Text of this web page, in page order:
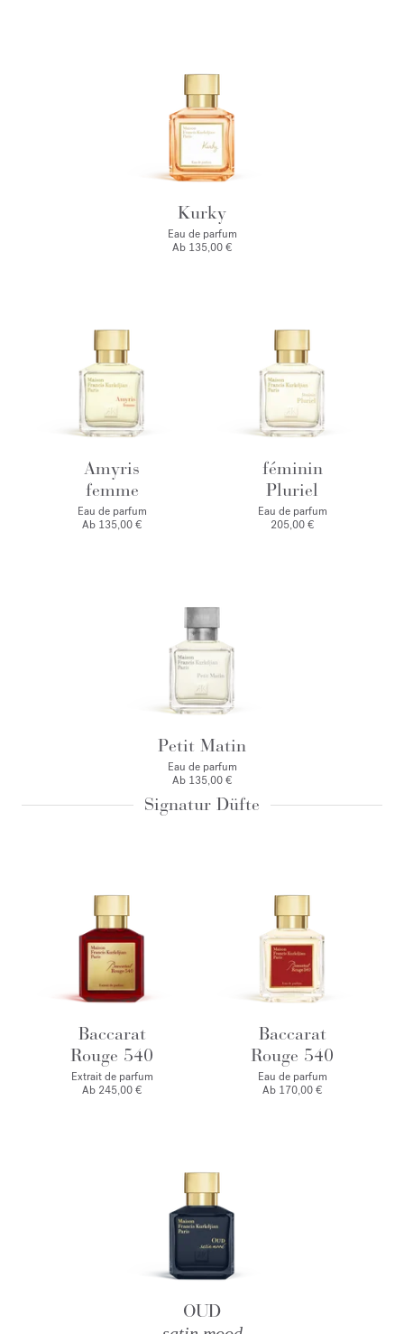
Kurky
Eau de parfum
Ab 135,00 €
Amyris
femme
Eau de parfum
Ab 135,00 €
féminin
Pluriel
Eau de parfum
205,00 €
Petit Matin
Eau de parfum
Ab 135,00 €
Signatur Düfte
Baccarat
Rouge 540
Extrait de parfum
Ab 245,00 €
Baccarat
Rouge 540
Eau de parfum
Ab 170,00 €
OUD